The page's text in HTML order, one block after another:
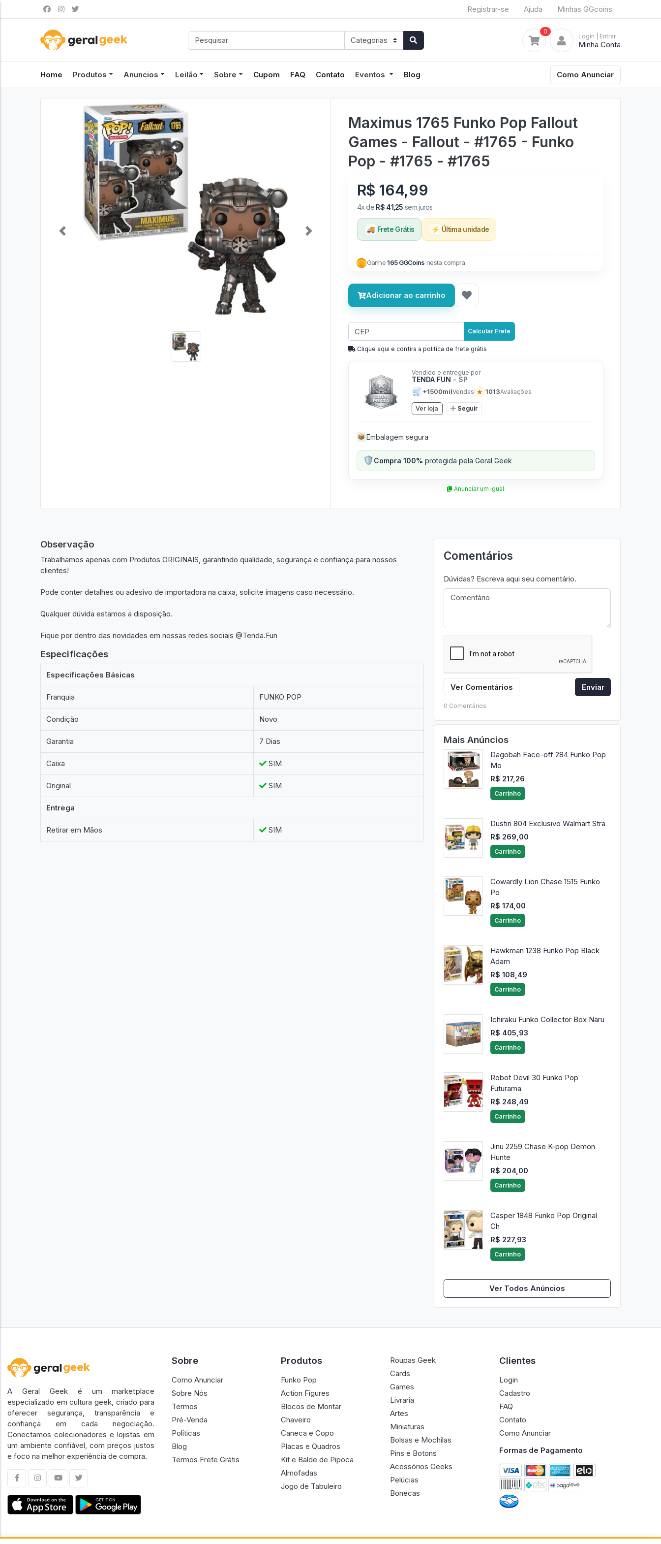
Registrar-se Ajuda Minhas GGcoins
0
Login | Entrar
Minha Conta
Home Produtos Anuncios Leilão Sobre Cupom FAQ Contato Eventos Blog Como Anunciar
Previous Next
Maximus 1765 Funko Pop Fallout
Games - Fallout - #1765 - Funko
Pop - #1765 - #1765
R$ 164,99
4x de R$ 41,25 sem juros
🚚 Frete Grátis ⚡ Última unidade
Ganhe165 GGCoins nesta compra
Adicionar ao carrinho
Calcular Frete
Clique aqui e confira a politíca de frete grátis
Vendido e entregue por
TENDA FUN - SP
🛒 +1500milVendas ★ 1013Avaliações
Ver loja Seguir
📦 Embalagem segura
🛡️Compra 100% protegida pela Geral Geek
Anunciar um igual
Observação
Trabalhamos apenas com Produtos ORIGINAIS, garantindo qualidade, segurança e confiança para nossos
clientes!
Pode conter detalhes ou adesivo de importadora na caixa, solicite imagens caso necessário.
Qualquer dúvida estamos a disposição.
Fique por dentro das novidades em nossas redes sociais @Tenda.Fun
Especificações
Especificações Básicas
Franquia FUNKO POP
Condição Novo
Garantia 7 Dias
Caixa SIM
Original SIM
Entrega
Retirar em Mãos SIM
Comentários
Dúvidas? Escreva aqui seu comentário.
Ver Comentários Enviar
0 Comentários
Mais Anúncios
Dagobah Face-off 284 Funko Pop
Mo
R$ 217,26
Carrinho
Dustin 804 Exclusivo Walmart Stra
R$ 269,00
Carrinho
Cowardly Lion Chase 1515 Funko
Po
R$ 174,00
Carrinho
Hawkman 1238 Funko Pop Black
Adam
R$ 108,49
Carrinho
Ichiraku Funko Collector Box Naru
R$ 405,93
Carrinho
Robot Devil 30 Funko Pop
Futurama
R$ 248,49
Carrinho
Jinu 2259 Chase K-pop Demon
Hunte
R$ 204,00
Carrinho
Casper 1848 Funko Pop Original
Ch
R$ 227,93
Carrinho
Ver Todos Anúncios
A Geral Geek é um marketplace
especializado em cultura geek, criado para
oferecer segurança, transparência e
confiança em cada negociação.
Conectamos colecionadores e lojistas em
um ambiente confiável, com preços justos
e foco na melhor experiência de compra.
Sobre
Como Anunciar
Sobre Nós
Termos
Pré-Venda
Políticas
Blog
Termos Frete Grátis
Produtos
Funko Pop
Action Figures
Blocos de Montar
Chaveiro
Caneca e Copo
Placas e Quadros
Kit e Balde de Pipoca
Almofadas
Jogo de Tabuleiro
Roupas Geek
Cards
Games
Livraria
Artes
Miniaturas
Bolsas e Mochilas
Pins e Botons
Acessórios Geeks
Pelúcias
Bonecas
Clientes
Login
Cadastro
FAQ
Contato
Como Anunciar
Formas de Pagamento